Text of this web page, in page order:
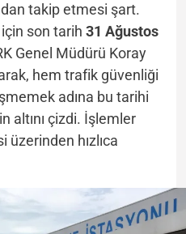
takip etmesi şart.
için son tarih 31 Ağustos
Genel Müdürü Koray
hem trafik güvenliği
adına bu tarihi
altını çizdi. İşlemler
üzerinden hızlıca